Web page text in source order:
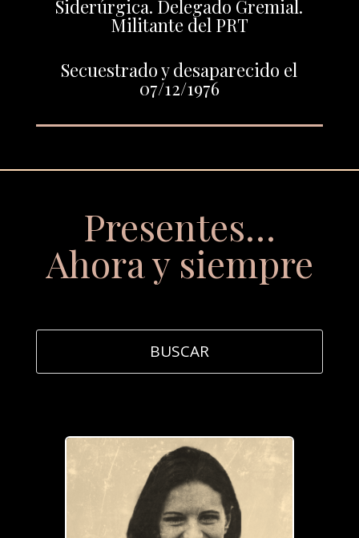
Siderúrgica. Delegado Gremial.
Militante del PRT
Secuestrado y desaparecido el
07/12/1976
Presentes…
Ahora y siempre